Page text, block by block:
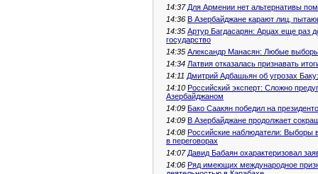
14:37 Для Армении нет альтернативы
14:36 В Азербайджане карают лиц,
14:35 Артур Багдасарян: Арцах еще раз
государство
14:35 Александр Манасян: Любые
14:34 Латвия отказалась признавать
14:11 Дмитрий Адбашьян об угрозах
14:10 Российский эксперт: Сложно
Азербайджаном
14:09 Бако Саакян победил на
14:09 В Азербайджане продолжает
14:08 Российские наблюдатели: Выборы
в переговорах
14:07 Давид Бабаян охарактеризовал
14:06 Ряд имеющих международное